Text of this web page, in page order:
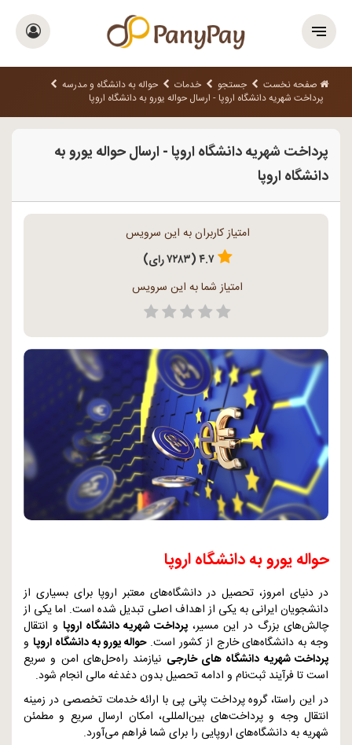
صفحه نخست جستجو خدمات
حواله به دانشگاه و مدرسه
پرداخت شهریه دانشگاه اروپا - ارسال حواله یورو به دانشگاه اروپا
پرداخت شهریه دانشگاه اروپا - ارسال حواله یورو به
دانشگاه اروپا
امتیاز کاربران به این سرویس
۴.۷ (۷۲۸۳ رای)
امتیاز شما به این سرویس
حواله یورو به دانشگاه اروپا
در دنیای امروز، تحصیل در دانشگاه‌های معتبر اروپا برای بسیاری از
دانشجویان ایرانی به یکی از اهداف اصلی تبدیل شده است. اما یکی از
چالش‌های بزرگ در این مسیر، پرداخت شهریه دانشگاه اروپا و انتقال
وجه به دانشگاه‌های خارج از کشور است.حواله یورو به دانشگاه اروپا و
پرداخت شهریه دانشگاه‌ های خارجی نیازمند راه‌حل‌های امن و سریع
است تا فرآیند ثبت‌نام و ادامه تحصیل بدون دغدغه مالی انجام شود.
در این راستا، گروه پرداخت پانی پی با ارائه خدمات تخصصی در زمینه
انتقال وجه و پرداخت‌های بین‌المللی، امکان ارسال سریع و مطمئن
شهریه به دانشگاه‌های اروپایی را برای شما فراهم می‌آورد.